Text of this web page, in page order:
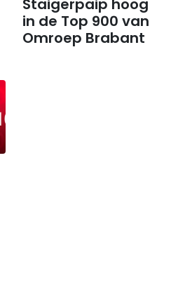
Staigerpaip hoog
in de Top 900 van
Omroep Brabant